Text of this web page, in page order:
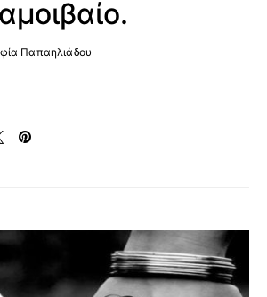
Παπαηλιάδου